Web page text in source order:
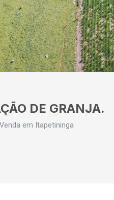
DE GRANJA.
em Itapetininga